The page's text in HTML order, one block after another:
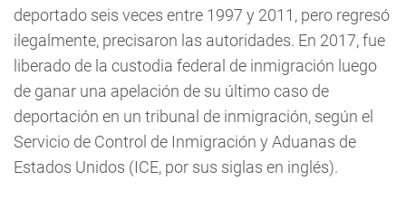
deportado seis veces entre 1997 y 2011, pero regresó
ilegalmente, precisaron las autoridades. En 2017, fue
liberado de la custodia federal de inmigración luego
de ganar una apelación de su último caso de
deportación en un tribunal de inmigración, según el
Servicio de Control de Inmigración y Aduanas de
Estados Unidos (ICE, por sus siglas en inglés).